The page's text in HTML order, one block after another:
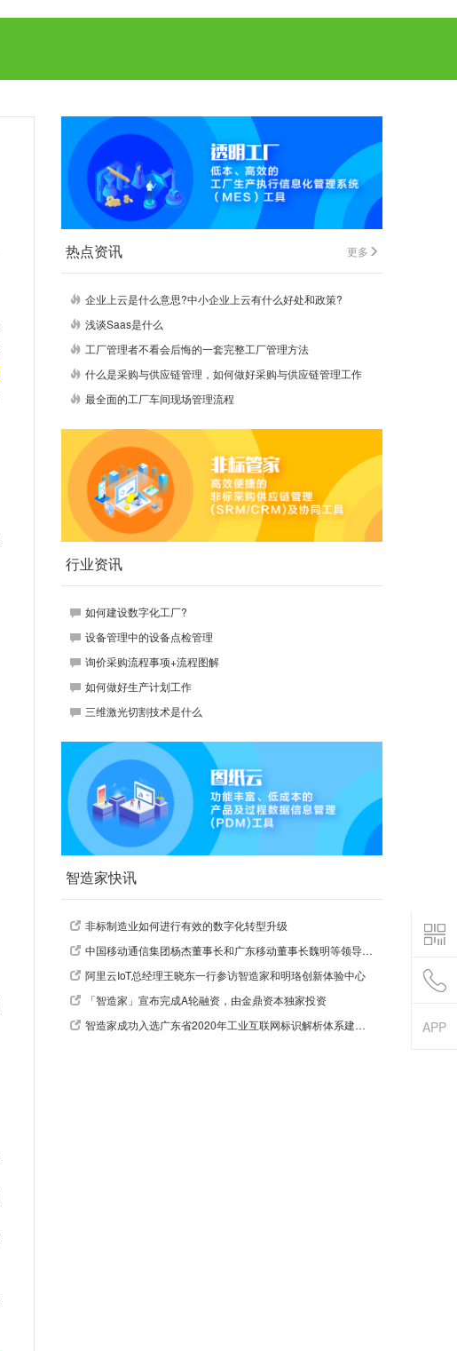
热点资讯 更多
企业上云是什么意思?中小企业上云有什么好处和政策?
浅谈Saas是什么
工厂管理者不看会后悔的一套完整工厂管理方法
什么是采购与供应链管理，如何做好采购与供应链管理工作
最全面的工厂车间现场管理流程
行业资讯
如何建设数字化工厂?
设备管理中的设备点检管理
询价采购流程事项+流程图解
如何做好生产计划工作
三维激光切割技术是什么
智造家快讯
非标制造业如何进行有效的数字化转型升级
中国移动通信集团杨杰董事长和广东移动董事长魏明等领导莅临指导
阿里云IoT总经理王晓东一行参访智造家和明珞创新体验中心
「智造家」宣布完成A轮融资，由金鼎资本独家投资
智造家成功入选广东省2020年工业互联网标识解析体系建设引导资金支持项目
APP